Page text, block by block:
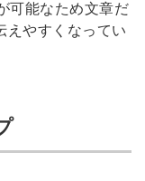
可能なため文章だ
えやすくなってい